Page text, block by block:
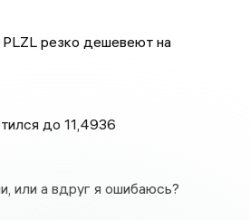
резко дешевеют на
до 11,4936
или а вдруг я ошибаюсь?